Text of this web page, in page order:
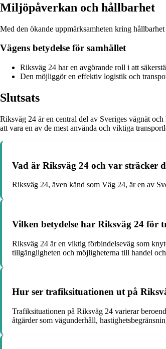
Miljöpåverkan och hållbarhet
Med den ökande uppmärksamheten kring
Vägens betydelse för samhället
Riksväg 24 har en avgörande roll i att
Den möjliggör en effektiv logistik och
Slutsats
Riksväg 24 är en central del av Sveriges vägnät
att vara en av de mest använda och viktiga
Vad är Riksväg 24 och var sträcker
Riksväg 24, även känd som Väg 24, är en av
Vilken betydelse har Riksväg 24 för
Riksväg 24 är en viktig förbindelseväg som
tillgängligheten och möjligheterna till handel
Hur ser trafiksituationen ut på
Trafiksituationen på Riksväg 24 varierar
åtgärder som vägunderhåll,